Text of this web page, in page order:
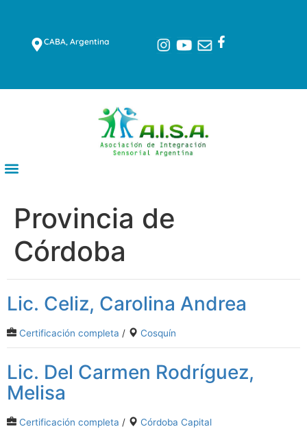
CABA, Argentina
Provincia de
Córdoba
Lic. Celiz, Carolina Andrea
Certificación completa / Cosquín
Lic. Del Carmen Rodríguez,
Melisa
Certificación completa / Córdoba Capital